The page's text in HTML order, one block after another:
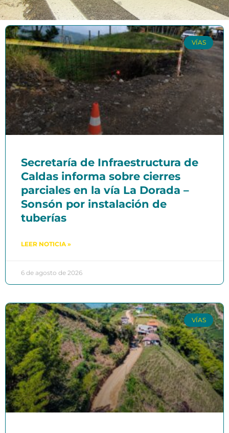
VÍAS
Secretaría de Infraestructura de
Caldas informa sobre cierres
parciales en la vía La Dorada –
Sonsón por instalación de
tuberías
LEER NOTICIA »
6 de agosto de 2026
VÍAS